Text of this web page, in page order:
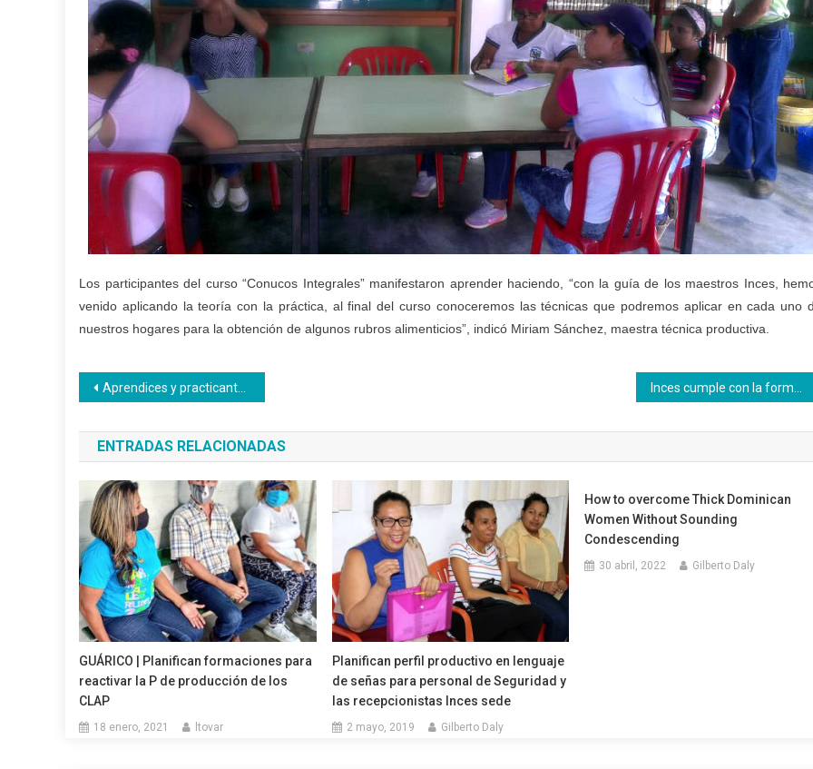
Los participantes del curso “Conucos Integrales” manifestaron aprender haciendo, “con la guía de los maestros Inces,
venido aplicando la teoría con la práctica, al final del curso conoceremos las técnicas que podremos aplicar en cada uno
nuestros hogares para la obtención de algunos rubros alimenticios”, indicó Miriam Sánchez, maestra técnica productiva.
Navegación
de
entradas
Aprendices y practicantes Inces vigorizan valores patrios
ENTRADAS RELACIONADAS
GUÁRICO | Planifican formaciones para
reactivar la P de producción de los
CLAP
18 enero, 2021 ltovar
Planifican perfil productivo en lenguaje
de señas para personal de Seguridad y
las recepcionistas Inces sede
2 mayo, 2019 Gilberto Daly
How to overcome Thick Dominican
Women Without Sounding
Condescending
30 abril, 2022 Gilberto Daly